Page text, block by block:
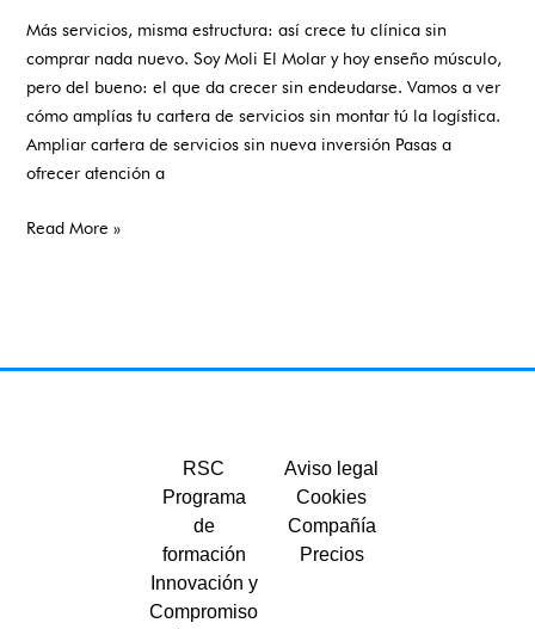
Más servicios, misma estructura: así crece tu clínica sin
comprar nada nuevo. Soy Moli El Molar y hoy enseño músculo,
pero del bueno: el que da crecer sin endeudarse. Vamos a ver
cómo amplías tu cartera de servicios sin montar tú la logística.
Ampliar cartera de servicios sin nueva inversión Pasas a
ofrecer atención a
Read More »
RSC
Programa
de
formación
Innovación y
Compromiso
Aviso legal
Cookies
Compañía
Precios